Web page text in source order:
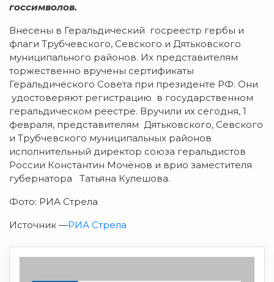
госсимволов.
Внесены в Геральдический госреестр гербы и
флаги Трубчевского, Севского и Дятьковского
муниципального районов. Их представителям
торжественно вручены сертификаты
Геральдического Совета при президенте РФ. Они
удостоверяют регистрацию в государственном
геральдическом реестре. Вручили их сегодня, 1
февраля, представителям Дятьковского, Севского
и Трубчевского муниципальных районов
исполнительный директор союза геральдистов
России Константин Мочёнов и врио заместителя
губернатора Татьяна Кулешова.
Фото: РИА Стрела
Источник —РИА Стрела